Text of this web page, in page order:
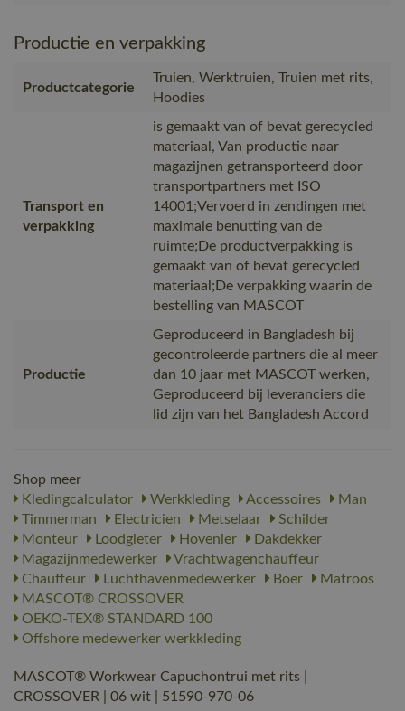
Productie en verpakking
Productcategorie
Truien, Werktruien, Truien met rits,
Hoodies
Transport en
verpakking
is gemaakt van of bevat gerecycled
materiaal, Van productie naar
magazijnen getransporteerd door
transportpartners met ISO
14001;Vervoerd in zendingen met
maximale benutting van de
ruimte;De productverpakking is
gemaakt van of bevat gerecycled
materiaal;De verpakking waarin de
bestelling van MASCOT
Productie
Geproduceerd in Bangladesh bij
gecontroleerde partners die al meer
dan 10 jaar met MASCOT werken,
Geproduceerd bij leveranciers die
lid zijn van het Bangladesh Accord
Shop meer
Kledingcalculator
Werkkleding Accessoires
Man
Timmerman
Electricien Metselaar
Schilder
Monteur
Loodgieter Hovenier
Dakdekker
Magazijnmedewerker
Vrachtwagenchauffeur
Chauffeur
Luchthavenmedewerker Boer
Matroos
MASCOT® CROSSOVER
OEKO-TEX® STANDARD 100
Offshore medewerker werkkleding
MASCOT® Workwear Capuchontrui met rits |
CROSSOVER | 06 wit | 51590-970-06